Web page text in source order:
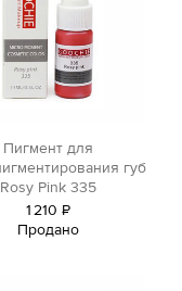
Пигмент для
губ
Rosy Pink 335
1210 Р
уб.
Продано